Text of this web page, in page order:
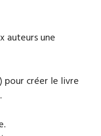
auteurs une
pour créer le livre